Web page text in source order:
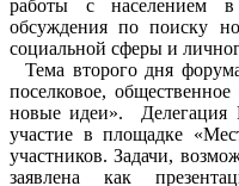
работы с населением
обсуждения по поиску
социальной сферы и
Тема второго дня
поселковое,
новые идеи». Делегация
участие в площадке
участников. Задачи,
заявлена как